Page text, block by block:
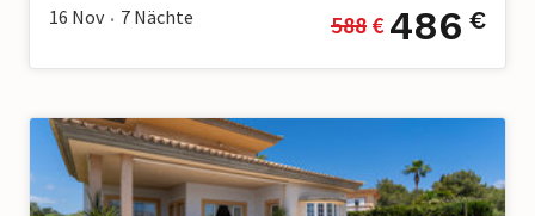
16 Nov • 7 Nächte 588 € 486 €